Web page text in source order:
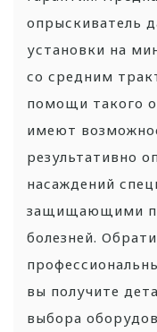
опрыскиватель
установки на
со средним
помощи такого
имеют
результативно
насаждений
защищающими
болезней.
вы получите
выбора